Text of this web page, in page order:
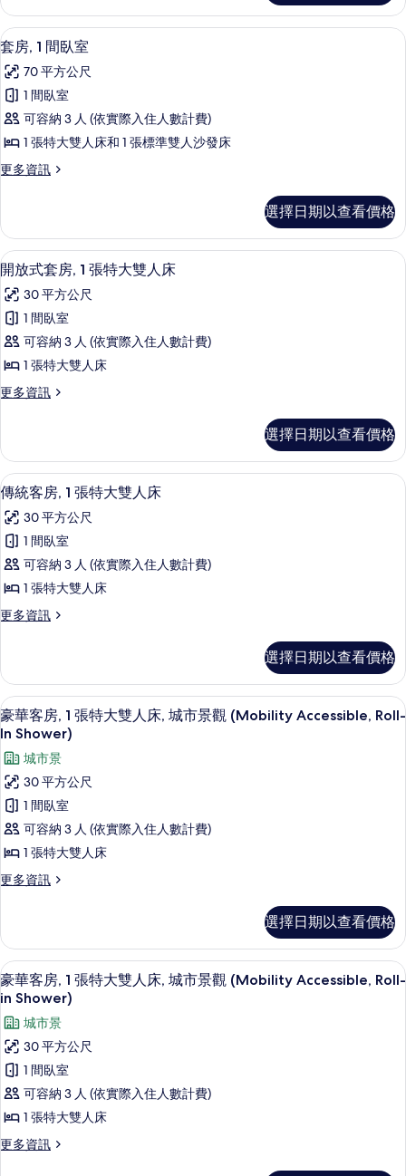
相
片
情
雙
人
床,
城
市
景
觀
有
相
片
客
房,
2
加
大
人
床,
市
詳
情
顯
示
套
房,
1
間
臥
的
所
有
相
片
羽絨被、舒適加層、客房內保險箱、書
7
套房, 1 間臥室
70 平方公尺
1 間臥室
可容納 3 人 (依實際入住人數計費)
1 張特大雙人床和 1 張標準雙人沙發床
更多資訊
更
1
間
臥
室
的
詳
選擇日期以查看價格
顯
示
開
放
式
套
房,
張
特
大
雙
人
床
的
所
片
羽絨被、舒適加層、客房內保險箱、書
5
開放式套房, 1 張特大雙人床
30 平方公尺
1 間臥室
可容納 3 人 (依實際入住人數計費)
1 張特大雙人床
更多資訊
更
式
套
房,
1
張
特
雙
人
的
選擇日期以查看價格
顯
示
傳
統
客
房,
1
特
大
雙
人
床
的
所
有
相
片
羽絨被、舒適加層、客房內保險箱、書
2
傳統客房, 1 張特大雙人床
30 平方公尺
1 間臥室
可容納 3 人 (依實際入住人數計費)
1 張特大雙人床
更多資訊
更
客
房,
1
張
大
雙
人
床
的
情
選擇日期以查看價格
顯
示
豪
華
客
房,
1
特
雙
人
床,
城
市
景
觀
(Mobility
Accessible,
Roll-
羽絨被、舒適加層、客房內保險箱、書
6
豪華客房, 1 張特大雙人床, 城市景觀 (Mobility Accessible, Roll-
In Shower)
城市景
30 平方公尺
1 間臥室
可容納 3 人 (依實際入住人數計費)
1 張特大雙人床
更多資訊
更
客
房,
1
張
大
雙
人
床,
城
景
觀
(Mobility
選擇日期以查看價格
顯
示
豪
華
客
房,
1
特
羽絨被、舒適加層、客房內保險箱、書
6
豪華客房, 1 張特大雙人床, 城市景觀 (Mobility Accessible, Roll-
in Shower)
城市景
30 平方公尺
1 間臥室
可容納 3 人 (依實際入住人數計費)
1 張特大雙人床
更多資訊
更